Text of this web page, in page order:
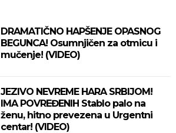
DRAMATIČNO HAPŠENJE OPASNOG
BEGUNCA! Osumnjičen za otmicu i
mučenje! (VIDEO)
JEZIVO NEVREME HARA SRBIJOM!
IMA POVREĐENIH Stablo palo na
ženu, hitno prevezena u Urgentni
centar! (VIDEO)